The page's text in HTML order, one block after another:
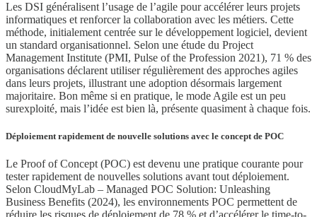
Les DSI généralisent l’usage de l’agile pour accélérer leurs projets
informatiques et renforcer la collaboration avec les métiers. Cette
méthode, initialement centrée sur le développement logiciel, devient
un standard organisationnel. Selon une étude du Project
Management Institute (PMI, Pulse of the Profession 2021), 71 % des
organisations déclarent utiliser régulièrement des approches agiles
dans leurs projets, illustrant une adoption désormais largement
majoritaire. Bon même si en pratique, le mode Agile est un peu
surexploité, mais l’idée est bien là, présente quasiment à chaque fois.
Déploiement rapidement de nouvelle solutions avec le concept de POC
Le Proof of Concept (POC) est devenu une pratique courante pour
tester rapidement de nouvelles solutions avant tout déploiement.
Selon CloudMyLab – Managed POC Solution: Unleashing
Business Benefits (2024), les environnements POC permettent de